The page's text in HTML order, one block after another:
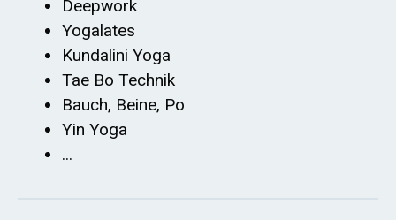
Deepwork
Yogalates
Kundalini Yoga
Tae Bo Technik
Bauch, Beine, Po
Yin Yoga
...